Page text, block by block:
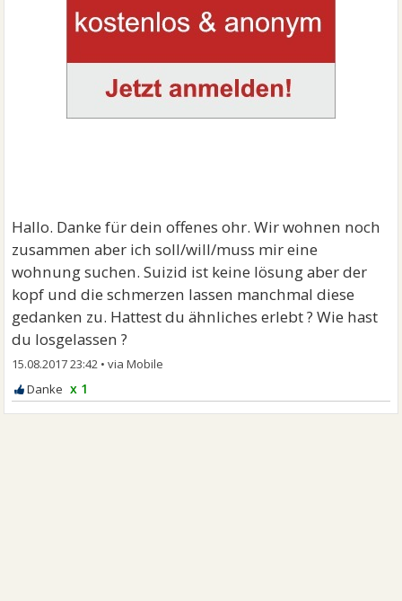
Hallo. Danke für dein offenes ohr. Wir wohnen noch
zusammen aber ich soll/will/muss mir eine
wohnung suchen. Suizid ist keine lösung aber der
kopf und die schmerzen lassen manchmal diese
gedanken zu. Hattest du ähnliches erlebt ? Wie hast
du losgelassen ?
15.08.2017 23:42 •
x 1